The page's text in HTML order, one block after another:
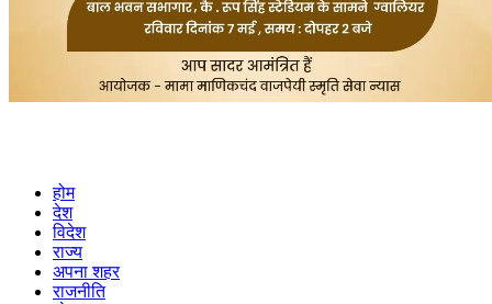
होम
देश
विदेश
राज्य
अपना शहर
राजनीति